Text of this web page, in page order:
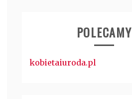
POLECAMY
kobietaiuroda.pl